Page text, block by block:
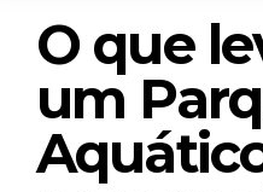
O que
um